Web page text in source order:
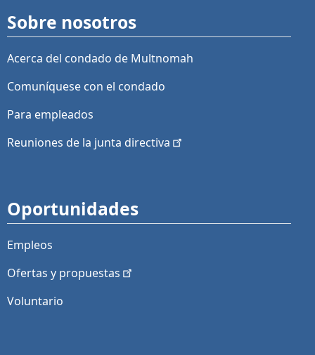
Sobre nosotros
Acerca del condado de Multnomah
Comuníquese con el condado
Para empleados
Reuniones de la junta directiva
Oportunidades
Empleos
Ofertas y propuestas
Voluntario